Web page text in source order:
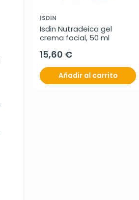
ISDIN
Isdin Nutradeica gel
crema facial, 50 ml
15,60 €
Añadir al carrito